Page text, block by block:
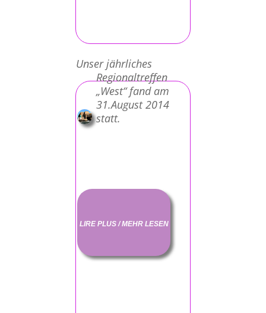
Unser jährliches
Regionaltreffen
„West“ fand am
31.August 2014
statt.
LIRE PLUS / MEHR LESEN